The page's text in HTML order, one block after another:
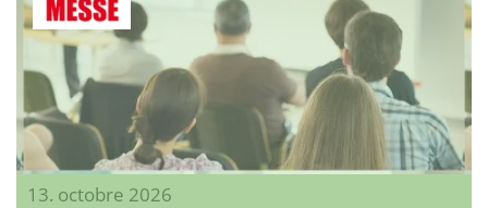
13. octobre 2026